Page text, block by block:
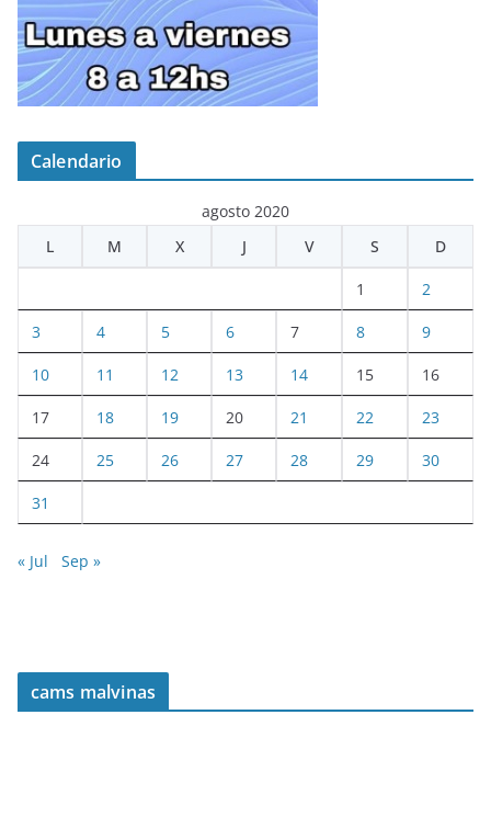
Calendario
agosto 2020
L
M X J V S D
1 2
3 4 5 6 7 8 9
10 11 12 13 14 15 16
17 18 19 20 21 22 23
24 25 26 27 28 29 30
31
« Jul Sep »
cams malvinas